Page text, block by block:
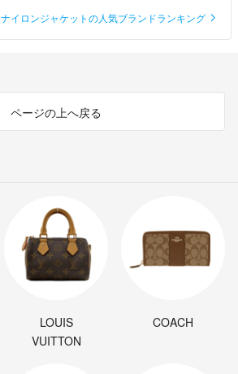
ナイロンジャケットの人気ブランドランキング
ページの上へ戻る
LOUIS
VUITTON
COACH